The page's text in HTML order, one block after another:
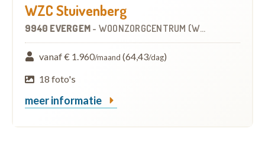
WZC Stuivenberg
9940 EVERGEM - WOONZORGCENTRUM (WZC)
vanaf € 1.960/maand (64,43/dag)
18 foto's
meer informatie